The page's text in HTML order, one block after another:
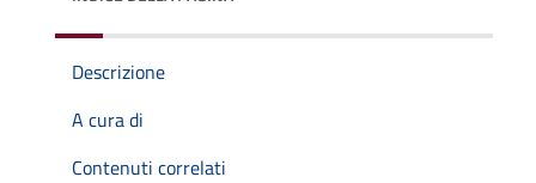
Descrizione
A cura di
Contenuti correlati